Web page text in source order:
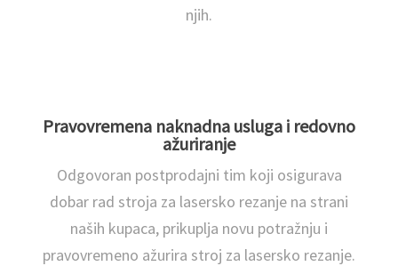
njih.
Pravovremena naknadna usluga i redovno
ažuriranje
Odgovoran postprodajni tim koji osigurava
dobar rad stroja za lasersko rezanje na strani
naših kupaca, prikuplja novu potražnju i
pravovremeno ažurira stroj za lasersko rezanje.